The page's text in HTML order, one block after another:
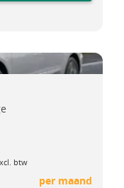
btw
per maand